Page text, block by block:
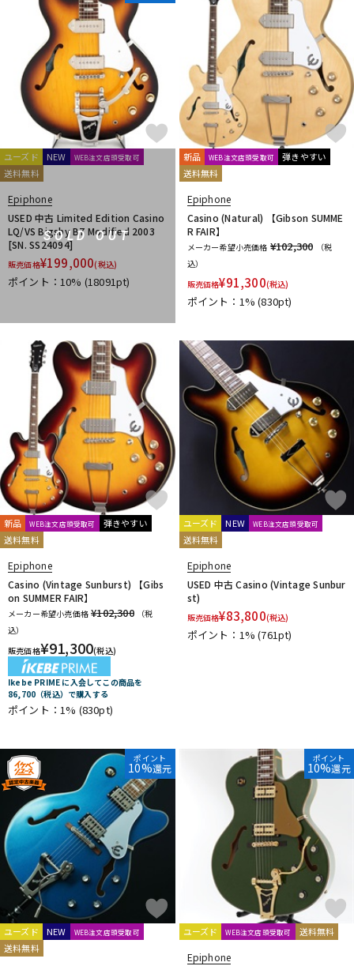
SOLD OUT
ユーズド NEW WEB注文店頭受取可
送料無料
Epiphone
USED 中古 Limited Edition Casino
LQ/VS Bigsby B7 Modified 2003
[SN. SS24094]
販売価格¥199,000(税込)
ポイント：10% (18091pt)
新品 WEB注文店頭受取可
弾きやすい
送料無料
Epiphone
Casino (Natural) 【Gibson SUMME
R FAIR】
メーカー希望小売価格 ¥102,300
（税
込）
販売価格¥91,300(税込)
ポイント：1%(830pt)
新品 WEB注文店頭受取可
弾きやすい
送料無料
Epiphone
Casino (Vintage Sunburst) 【Gibs
on SUMMER FAIR】
メーカー希望小売価格 ¥102,300
（税
込）
販売価格¥91,300(税込)
Ikebe PRIME に入会してこの商品を
86,700（税込）で購入する
ポイント：1% (830pt)
ユーズド NEW WEB注文店頭受取可
送料無料
Epiphone
USED 中古 Casino (Vintage Sunbur
st)
販売価格¥83,800(税込)
ポイント：1%(761pt)
ポイント
10%還元
ユーズド NEW WEB注文店頭受取可
送料無料
ポイント
10%還元
ユーズド WEB注文店頭受取可 送料無料
Epiphone